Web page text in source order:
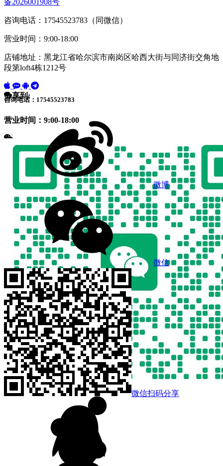
备2026001908号
咨询电话：17545523783（同微信）
营业时间：9:00-18:00
店铺地址：黑龙江省哈尔滨市南岗区哈西大街与同济街交角地
段第loft4栋1212号
咨询电话：17545523783
营业时间：9:00-18:00
分享到:
微博
微信
微信扫码分享